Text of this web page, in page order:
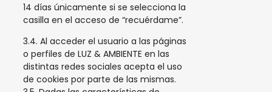
14 días únicamente si se selecciona la
casilla en el acceso de “recuérdame”.
3.4. Al acceder el usuario a las páginas
o perfiles de LUZ & AMBIENTE en las
distintas redes sociales acepta el uso
de cookies por parte de las mismas.